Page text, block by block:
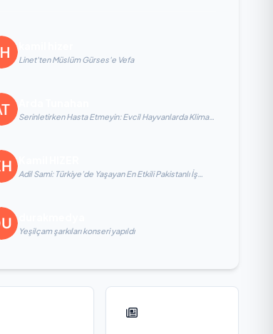
Linet'ten Müslüm Gürses'e Vefa
Serinletirken Hasta Etmeyin: Evcil Hayvanlarda Klima
Adil Sami: Türkiye’de Yaşayan En Etkili Pakistanlı İş
Yeşilçam şarkıları konseri yapıldı